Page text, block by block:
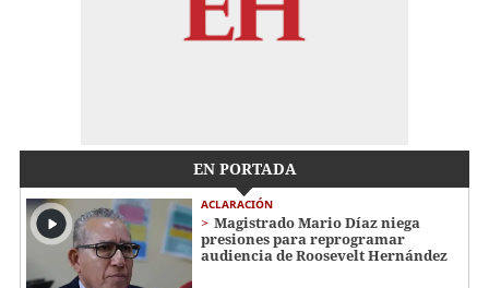
EN PORTADA
ACLARACIÓN
Magistrado Mario Díaz niega
presiones para reprogramar
audiencia de Roosevelt Hernández